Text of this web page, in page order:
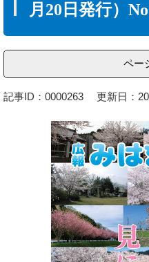
月20日発行）
ペー
記事ID：0000263 更新日：